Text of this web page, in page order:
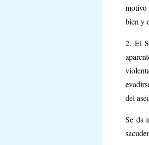
motivo
bien y
2. El
del
Se da